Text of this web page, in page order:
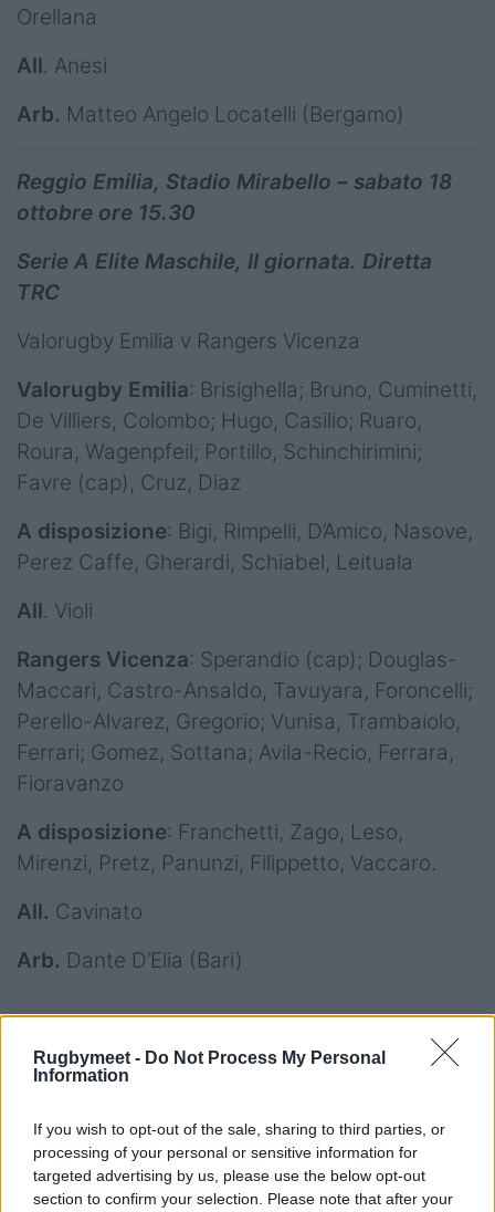
Rugbymeet - Do Not Process My Personal
Information
If you wish to opt-out of the sale, sharing to third parties, or
processing of your personal or sensitive information for
targeted advertising by us, please use the below opt-out
section to confirm your selection. Please note that after your
Orellana
All. Anesi
Arb. Matteo Angelo Locatelli (Bergamo)
Reggio Emilia, Stadio Mirabello – sabato 18
ottobre ore 15.30
Serie A Elite Maschile, II giornata. Diretta
TRC
Valorugby Emilia v Rangers Vicenza
Valorugby Emilia: Brisighella; Bruno, Cuminetti,
De Villiers, Colombo; Hugo, Casilio; Ruaro,
Roura, Wagenpfeil; Portillo, Schinchirimini;
Favre (cap), Cruz, Diaz
A disposizione: Bigi, Rimpelli, D’Amico, Nasove,
Perez Caffe, Gherardi, Schiabel, Leituala
All. Violi
Rangers Vicenza: Sperandio (cap); Douglas-
Maccari, Castro-Ansaldo, Tavuyara, Foroncelli;
Perello-Alvarez, Gregorio; Vunisa, Trambaiolo,
Ferrari; Gomez, Sottana; Avila-Recio, Ferrara,
Fioravanzo
A disposizione: Franchetti, Zago, Leso,
Mirenzi, Pretz, Panunzi, Filippetto, Vaccaro.
All. Cavinato
Arb. Dante D’Elia (Bari)
18 ottobre, ore 16.30
Sport e TRC
Mogliano Veneto Rugby v FEMI-CZ Rovigo